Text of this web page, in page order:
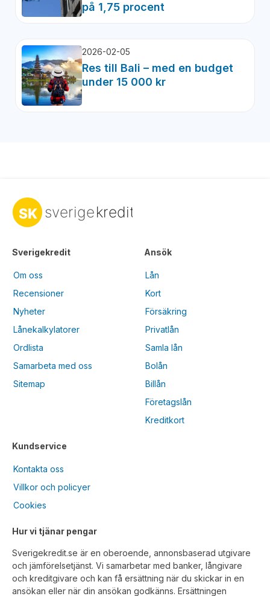
på 1,75 procent
2026-02-05
Res till Bali – med en budget
under 15 000 kr
Sverigekredit
Om oss
Recensioner
Nyheter
Lånekalkylatorer
Ordlista
Samarbeta med oss
Sitemap
Kundservice
Kontakta oss
Villkor och policyer
Cookies
Ansök
Lån
Kort
Försäkring
Privatlån
Samla lån
Bolån
Billån
Företagslån
Kreditkort
Hur vi tjänar pengar
Sverigekredit.se är en oberoende, annonsbaserad utgivare
och jämförelsetjänst. Vi samarbetar med banker, långivare
och kreditgivare och kan få ersättning när du skickar in en
ansökan eller när din ansökan godkänns. Ersättningen